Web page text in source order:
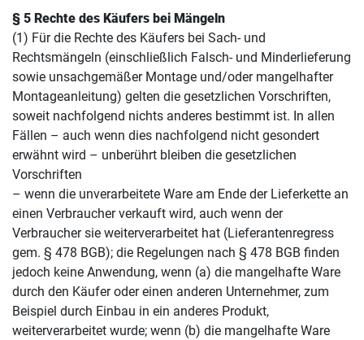
§ 5 Rechte des Käufers bei Mängeln
(1) Für die Rechte des Käufers bei Sach- und
Rechtsmängeln (einschließlich Falsch- und Minderlieferung
sowie unsachgemäßer Montage und/oder mangelhafter
Montageanleitung) gelten die gesetzlichen Vorschriften,
soweit nachfolgend nichts anderes bestimmt ist. In allen
Fällen – auch wenn dies nachfolgend nicht gesondert
erwähnt wird – unberührt bleiben die gesetzlichen
Vorschriften
– wenn die unverarbeitete Ware am Ende der Lieferkette an
einen Verbraucher verkauft wird, auch wenn der
Verbraucher sie weiterverarbeitet hat (Lieferantenregress
gem. § 478 BGB); die Regelungen nach § 478 BGB finden
jedoch keine Anwendung, wenn (a) die mangelhafte Ware
durch den Käufer oder einen anderen Unternehmer, zum
Beispiel durch Einbau in ein anderes Produkt,
weiterverarbeitet wurde; wenn (b) die mangelhafte Ware